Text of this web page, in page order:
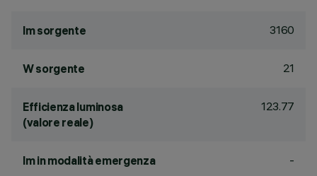
lm sorgente 3160
W sorgente 21
Efficienza luminosa
(valore reale)
123.77
lm in modalità emergenza -